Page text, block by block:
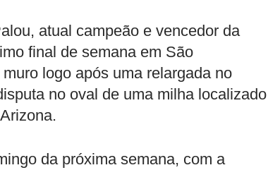
atual campeão e vencedor da
final de semana em São
logo após uma relargada no
no oval de uma milha localizado
da próxima semana, com a